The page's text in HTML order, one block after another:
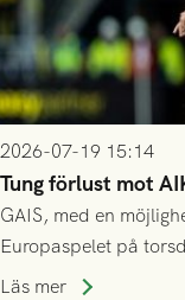
2026-07-19 15:14
Tung förlust mot
GAIS, med en
Europaspelet på
Stockholm . Men
Läs mer